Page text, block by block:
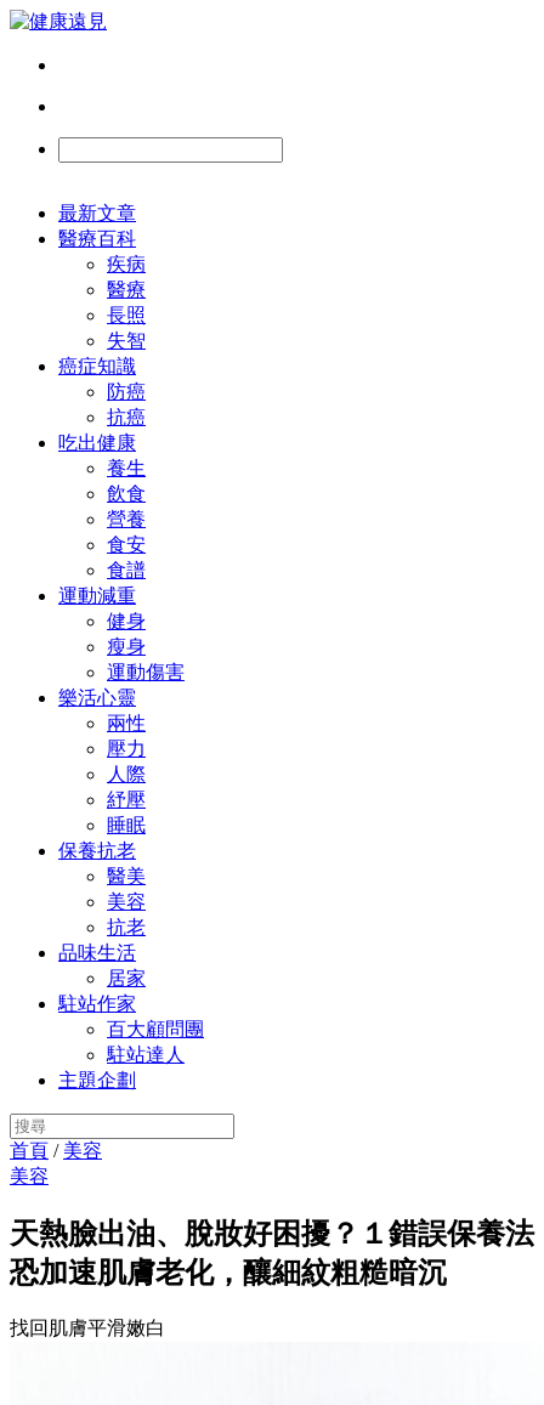
最新文章
醫療百科
疾病
醫療
長照
失智
癌症知識
防癌
抗癌
吃出健康
養生
飲食
營養
食安
食譜
運動減重
健身
瘦身
運動傷害
樂活心靈
兩性
壓力
人際
紓壓
睡眠
保養抗老
醫美
美容
抗老
品味生活
居家
駐站作家
百大顧問團
駐站達人
主題企劃
首頁 / 美容
美容
天熱臉出油、脫妝好困擾？１錯誤保養法
恐加速肌膚老化，釀細紋粗糙暗沉
找回肌膚平滑嫩白